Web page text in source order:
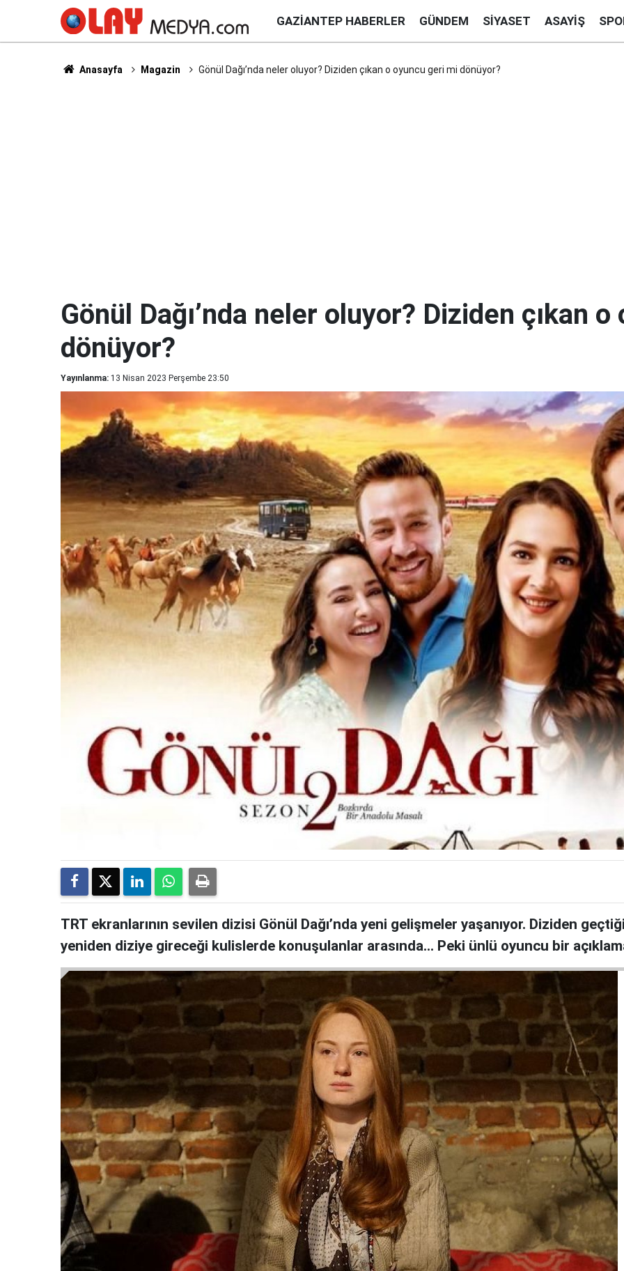
GAZIANTEP HABERLER GÜNDEM SIYASET ASAYIŞ
Anasayfa Magazin Gönül Dağı’nda neler oluyor? Diziden çıkan o oyuncu geri mi dönüyor?
Gönül Dağı’nda neler oluyor? Diziden çıkan
dönüyor?
Yayınlanma: 13 Nisan 2023 Perşembe 23:50
TRT ekranlarının sevilen dizisi Gönül Dağı’nda yeni gelişmeler yaşanıyor. Diziden
yeniden diziye gireceği kulislerde konuşulanlar arasında… Peki ünlü oyuncu bir